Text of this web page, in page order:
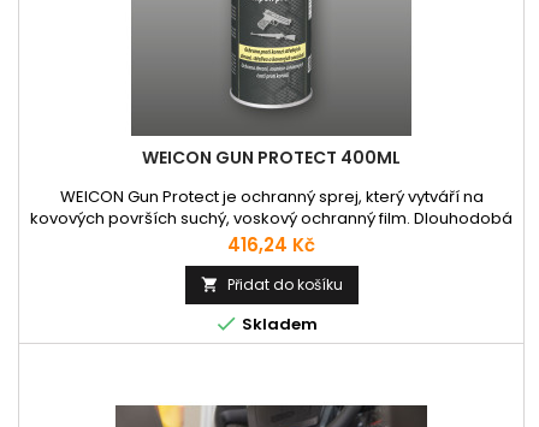
WEICON GUN PROTECT 400ML
WEICON Gun Protect je ochranný sprej, který vytváří na
kovových površích suchý, voskový ochranný film. Dlouhodobá
ochrana proti korozi Vytváří suchý voskový film Chrání proti
vlhkosti a oxidaci Vhodný pro zbraně, munici i kovové díly Bez
obsahu silikonu Snadno odstranitelný Splňuje vojenskou
normu MIL-C-16173
Cena
416,24 Kč
 Přidat do košíku
 Skladem